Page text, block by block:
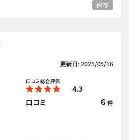
保存
更新日: 2025/05/16
口コミ総合評価
4.3
口コミ
6 件